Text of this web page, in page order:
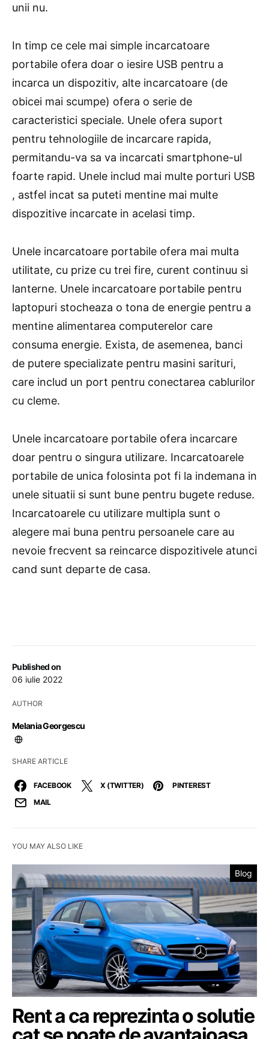
Published on
06 iulie 2022
AUTHOR
Melania Georgescu
SHARE ARTICLE
FACEBOOK X (TWITTER)
PINTEREST
MAIL
unii nu.
In timp ce cele mai simple incarcatoare
portabile ofera doar o iesire USB pentru a
incarca un dispozitiv, alte incarcatoare (de
obicei mai scumpe) ofera o serie de
caracteristici speciale. Unele ofera suport
pentru tehnologiile de incarcare rapida,
permitandu-va sa va incarcati smartphone-ul
foarte rapid. Unele includ mai multe porturi USB
, astfel incat sa puteti mentine mai multe
dispozitive incarcate in acelasi timp.
Unele incarcatoare portabile ofera mai multa
utilitate, cu prize cu trei fire, curent continuu si
lanterne. Unele incarcatoare portabile pentru
laptopuri stocheaza o tona de energie pentru a
mentine alimentarea computerelor care
consuma energie. Exista, de asemenea, banci
de putere specializate pentru masini sarituri,
care includ un port pentru conectarea cablurilor
cu cleme.
Unele incarcatoare portabile ofera incarcare
doar pentru o singura utilizare. Incarcatoarele
portabile de unica folosinta pot fi la indemana in
unele situatii si sunt bune pentru bugete reduse.
Incarcatoarele cu utilizare multipla sunt o
alegere mai buna pentru persoanele care au
nevoie frecvent sa reincarce dispozitivele atunci
cand sunt departe de casa.
YOU MAY ALSO LIKE
Blog
Rent a ca reprezinta o solutie